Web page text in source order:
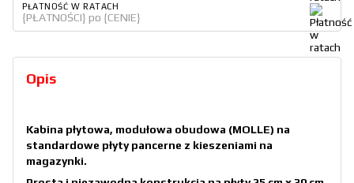
PŁATNOŚĆ W RATACH
{PŁATNOŚCI} po {CENIE}
Opis
Kabina płytowa, modułowa obudowa (MOLLE) na
standardowe płyty pancerne z kieszeniami na
magazynki.